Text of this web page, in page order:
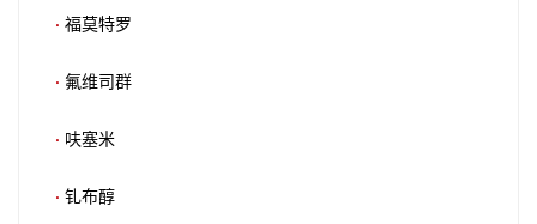
· 福莫特罗
· 氟维司群
· 呋塞米
· 钆布醇